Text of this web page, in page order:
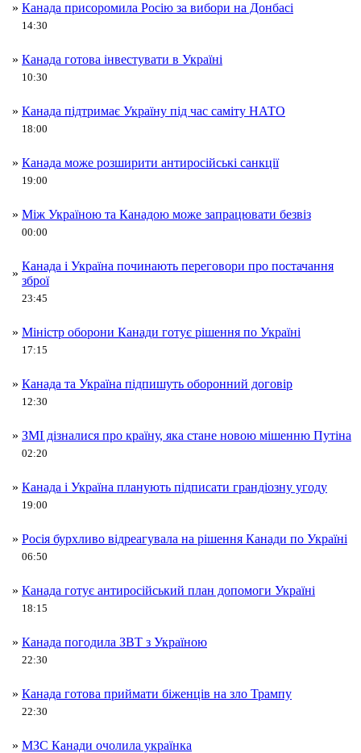
» Канада присоромила Росію за вибори на Донбасі
14:30
» Канада готова інвестувати в Україні
10:30
» Канада підтримає Україну під час саміту НАТО
18:00
» Канада може розширити антиросійські санкції
19:00
» Між Україною та Канадою може запрацювати безвіз
00:00
»
Канада і Україна починають переговори про постачання
зброї
23:45
» Міністр оборони Канади готує рішення по Україні
17:15
» Канада та Україна підпишуть оборонний договір
12:30
» ЗМІ дізналися про країну, яка стане новою мішенню Путіна
02:20
» Канада і Україна планують підписати грандіозну угоду
19:00
» Росія бурхливо відреагувала на рішення Канади по Україні
06:50
» Канада готує антиросійський план допомоги Україні
18:15
» Канада погодила ЗВТ з Україною
22:30
» Канада готова приймати біженців на зло Трампу
22:30
» МЗС Канади очолила українка